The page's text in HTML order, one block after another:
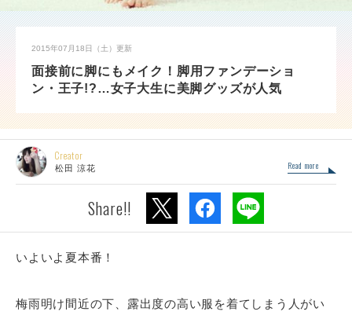
2015年07月18日（土） 更新
面接前に脚にもメイク！脚用ファンデーショ
ン・王子!?…女子大生に美脚グッズが人気
Creator
松田 涼花 Read more
Share!!
いよいよ夏本番！
梅雨明け間近の下、露出度の高い服を着てしまう人がい